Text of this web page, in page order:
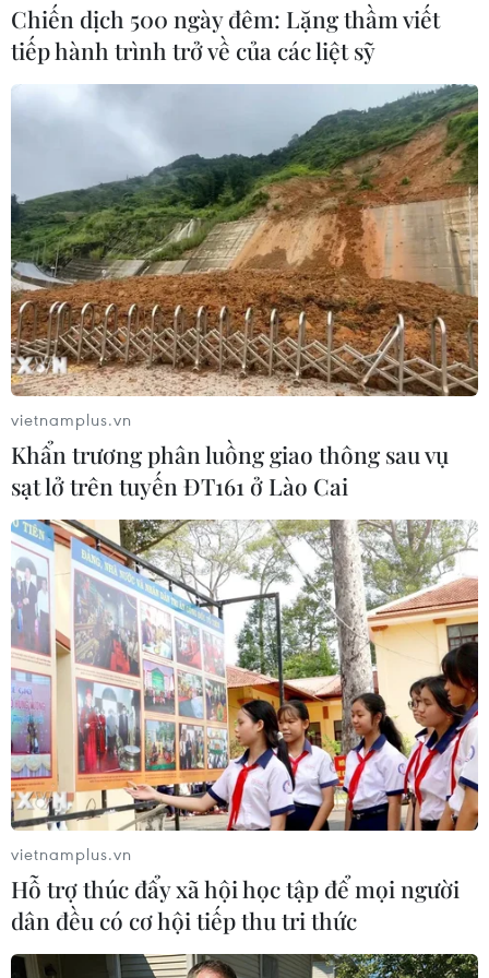
Chiến dịch 500 ngày đêm: Lặng thầm viết
tiếp hành trình trở về của các liệt sỹ
vietnamplus.vn
Khẩn trương phân luồng giao thông sau vụ
sạt lở trên tuyến ĐT161 ở Lào Cai
vietnamplus.vn
Hỗ trợ thúc đẩy xã hội học tập để mọi người
dân đều có cơ hội tiếp thu tri thức